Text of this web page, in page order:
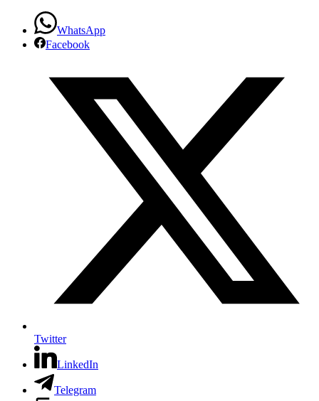
WhatsApp
Facebook
Twitter
LinkedIn
Telegram